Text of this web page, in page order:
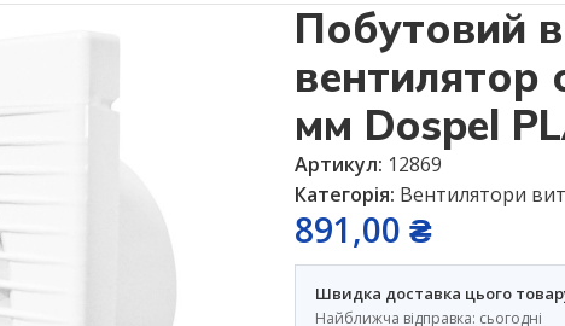
Побутовий
вентилятор
мм Dospel
Артикул: 12869
Категорія: Вентилятори
891,00 ₴
Швидка доставка цього
Найближча відправка: сьогодні